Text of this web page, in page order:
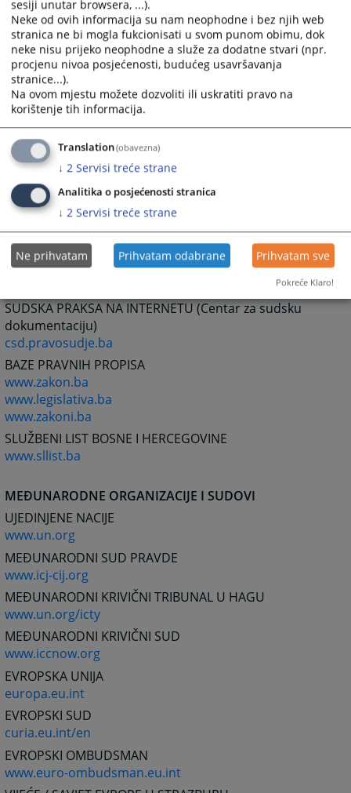
Delegacija Evropske komisije u BiH
www.delbih.cec.eu.int
Komisija za imovinske zahtjeve raseljenih lica i
izbjeglica (CRPC)
www.crpc.org.ba
UNHCR BiH
www.unhcr.ba
Dom za ljudska prava za BiH
www.hrc.ba
ADVOKATSKE KOMORE
Advokatska komora Federacije Bosna i Hercegovine
www.advokomfbih.ba
Advokatska komora Republike Srpske
SUDSKA PRAKSA NA INTERNETU (Centar za sudsku
dokumentaciju)
csd.pravosudje.ba
BAZE PRAVNIH PROPISA
www.zakon.ba
www.legislativa.ba
www.zakoni.ba
SLUŽBENI LIST BOSNE I HERCEGOVINE
www.sllist.ba
MEĐUNARODNE ORGANIZACIJE I SUDOVI
UJEDINJENE NACIJE
www.un.org
MEĐUNARODNI SUD PRAVDE
www.icj-cij.org
MEĐUNARODNI KRIVIČNI TRIBUNAL U HAGU
www.un.org/icty
MEĐUNARODNI KRIVIČNI SUD
www.iccnow.org
EVROPSKA UNIJA
europa.eu.int
EVROPSKI SUD
curia.eu.int/en
EVROPSKI OMBUDSMAN
www.euro-ombudsman.eu.int
sesiji unutar browsera, ...).
Neke od ovih informacija su nam neophodne i bez njih web
stranica ne bi mogla fukcionisati u svom punom obimu, dok
neke nisu prijeko neophodne a služe za dodatne stvari (npr.
procjenu nivoa posjećenosti, budućeg usavršavanja
stranice...).
Na ovom mjestu možete dozvoliti ili uskratiti pravo na
korištenje tih informacija.
Translation(obavezna)
↓ 2 Servisi treće strane
Analitika o posjećenosti stranica
↓ 2 Servisi treće strane
Ne prihvatam Prihvatam odabrane Prihvatam sve
Pokreće Klaro!